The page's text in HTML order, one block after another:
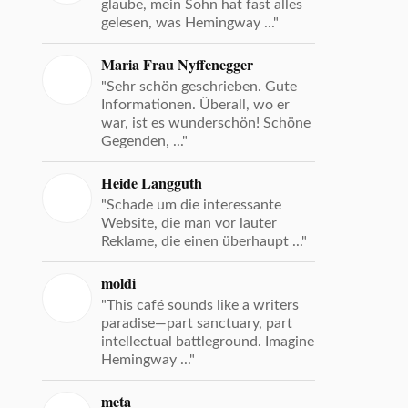
glaube, mein Sohn hat fast alles
gelesen, was Hemingway ..."
Maria Frau Nyffenegger
"Sehr schön geschrieben. Gute
Informationen. Überall, wo er
war, ist es wunderschön! Schöne
Gegenden, ..."
Heide Langguth
"Schade um die interessante
Website, die man vor lauter
Reklame, die einen überhaupt ..."
moldi
"This café sounds like a writers
paradise—part sanctuary, part
intellectual battleground. Imagine
Hemingway ..."
meta